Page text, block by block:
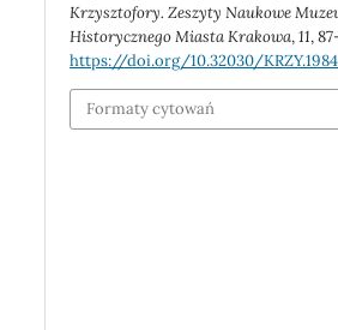
Krzysztofory. Zeszyty Naukowe
Historycznego Miasta Krakowa,11,
https://doi.org/10.32030/
Formaty cytowań